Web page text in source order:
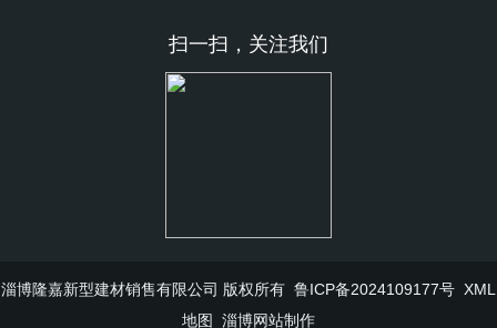
扫一扫，关注我们
淄博隆嘉新型建材销售有限公司 版权所有 鲁ICP备2024109177号 XML
地图 淄博网站制作